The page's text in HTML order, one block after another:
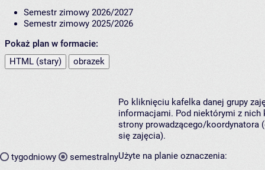
Semestr zimowy 2026/2027
Semestr zimowy 2025/2026
Pokaż plan w formacie:
HTML (stary)
obrazek
tygodniowy semestralny
Po kliknięciu kafelka danej grupy
informacjami. Pod niektórymi z nich
strony prowadzącego/koordynatora
się zajęcia).
Użyte na planie oznaczenia: